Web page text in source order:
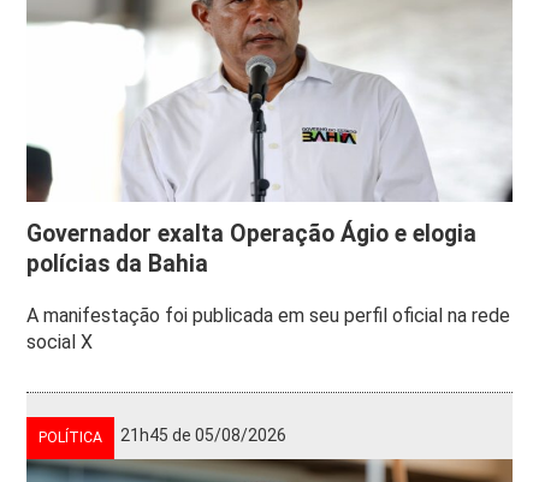
Governador exalta Operação Ágio e elogia
polícias da Bahia
A manifestação foi publicada em seu perfil oficial na rede
social X
POLÍTICA 21h45 de 05/08/2026